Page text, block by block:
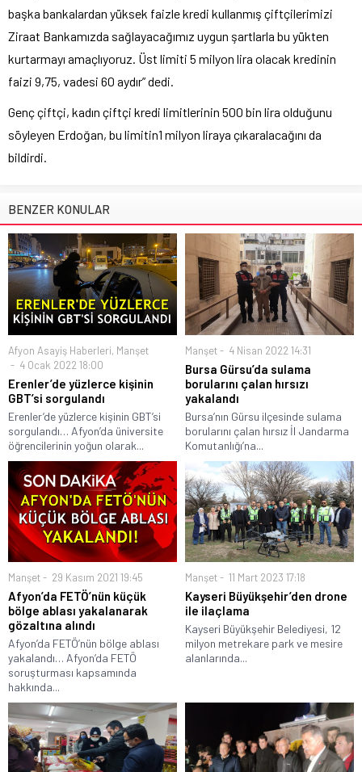
başka bankalardan yüksek faizle kredi kullanmış çiftçilerimizi
Ziraat Bankamızda sağlayacağımız uygun şartlarla bu yükten
kurtarmayı amaçlıyoruz. Üst limiti 5 milyon lira olacak kredinin
faizi 9,75, vadesi 60 aydır” dedi.
Genç çiftçi, kadın çiftçi kredi limitlerinin 500 bin lira olduğunu
söyleyen Erdoğan, bu limitin1 milyon liraya çıkaralacağını da
bildirdi.
BENZER KONULAR
Afyon Asayiş Haberleri, Manşet
4 Ocak 2022 18:00
Erenler’de yüzlerce kişinin
GBT’si sorgulandı
Erenler’de yüzlerce kişinin GBT’si
sorgulandı… Afyon’da üniversite
öğrencilerinin yoğun olarak...
Manşet 4 Nisan 2022 14:31
Bursa Gürsu’da sulama
borularını çalan hırsızı
yakalandı
Bursa’nın Gürsu ilçesinde sulama
borularını çalan hırsız İl Jandarma
Komutanlığı’na...
Manşet 29 Kasım 2021 19:45
Afyon’da FETÖ’nün küçük
bölge ablası yakalanarak
gözaltına alındı
Afyon’da FETÖ’nün bölge ablası
yakalandı… Afyon’da FETÖ
soruşturması kapsamında
hakkında...
Manşet 11 Mart 2023 17:18
Kayseri Büyükşehir’den drone
ile ilaçlama
Kayseri Büyükşehir Belediyesi, 12
milyon metrekare park ve mesire
alanlarında...